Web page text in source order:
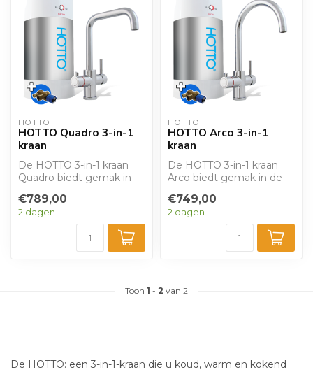
HOTTO
HOTTO Quadro 3-in-1
kraan
De HOTTO 3-in-1 kraan
Quadro biedt gemak in
levering van koud,...
€789,00
2 dagen
HOTTO
HOTTO Arco 3-in-1
kraan
De HOTTO 3-in-1 kraan
Arco biedt gemak in de
van koud, w...
€749,00
2 dagen
Toon 1 - 2 van 2
De HOTTO: een 3-in-1-kraan die u koud, warm en kokend